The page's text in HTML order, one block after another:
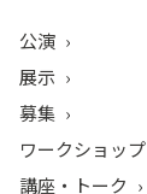
公演
展示
募集
ワークショップ
講座・トーク